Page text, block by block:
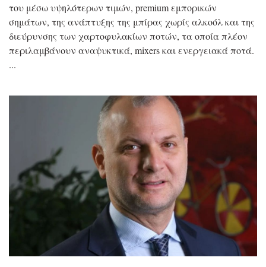
του μέσω υψηλότερων τιμών, premium εμπορικών
σημάτων, της ανάπτυξης της μπίρας χωρίς αλκοόλ και της
διεύρυνσης των χαρτοφυλακίων ποτών, τα οποία πλέον
περιλαμβάνουν αναψυκτικά, mixers και ενεργειακά ποτά.